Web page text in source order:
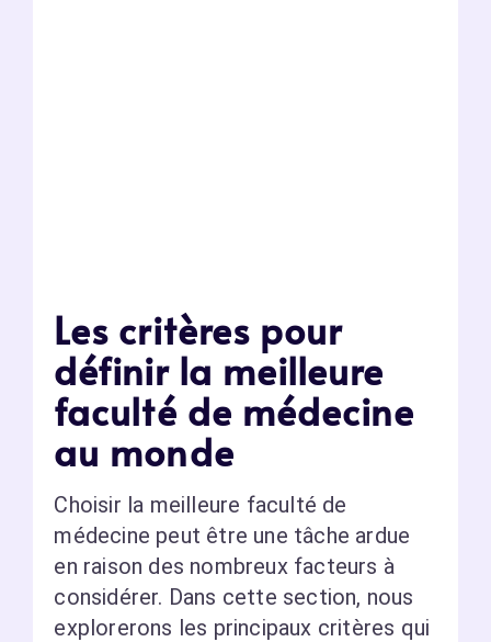
Les critères pour
définir la meilleure
faculté de médecine
au monde
Choisir la meilleure faculté de
médecine peut être une tâche ardue
en raison des nombreux facteurs à
considérer. Dans cette section, nous
explorerons les principaux critères qui